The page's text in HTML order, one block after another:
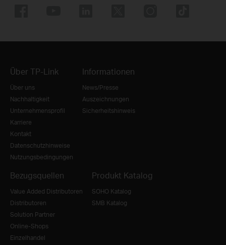
Über TP-Link
Über uns
Nachhaltigkeit
Unternehmensprofil
Karriere
Kontakt
Datenschutzhinweise
Nutzungsbedingungen
Informationen
News/Presse
Auszeichnungen
Sicherheitshinweis
Bezugsquellen
Value Added Distributoren
Distributoren
Solution Partner
Online-Shops
Einzelhandel
Produkt Katalog
SOHO Katalog
SMB Katalog